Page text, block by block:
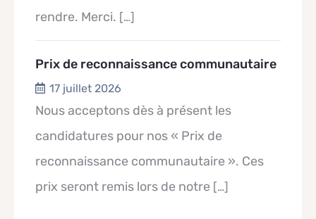
rendre. Merci. […]
Prix de reconnaissance communautaire
17 juillet 2026
Nous acceptons dès à présent les
candidatures pour nos « Prix de
reconnaissance communautaire ». Ces
prix seront remis lors de notre […]